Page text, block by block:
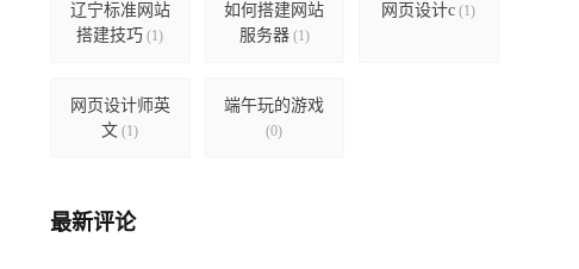
辽宁标准网站
搭建技巧 (1)
如何搭建网站
服务器(1)
网页设计c (1)
网页设计师英
文 (1)
端午玩的游戏
(0)
最新评论